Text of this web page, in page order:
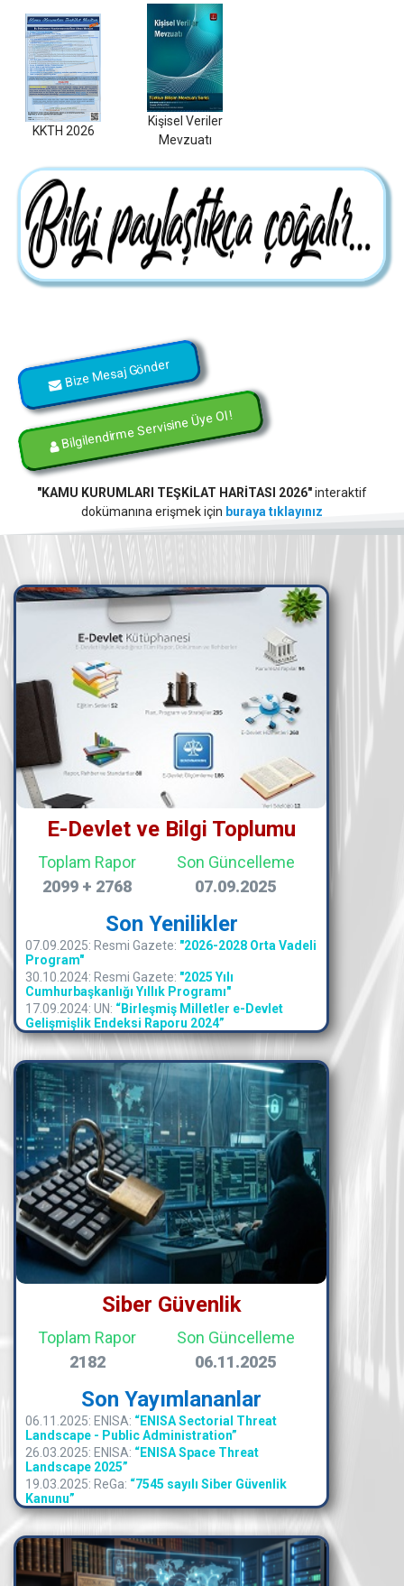
KKTH 2026
Kişisel Veriler
Mevzuatı
Bize Mesaj Gönder
Bilgilendirme Servisine Üye Ol !
"KAMU KURUMLARI TEŞKİLAT HARİTASI 2026"interaktif
dokümanına erişmek için buraya tıklayınız
E-Devlet ve Bilgi Toplumu
Toplam Rapor
2099 + 2768
Son Güncelleme
07.09.2025
Son Yenilikler
07.09.2025: Resmi Gazete: "2026-2028 Orta Vadeli
Program"
30.10.2024: Resmi Gazete: "2025 Yılı
Cumhurbaşkanlığı Yıllık Programı"
17.09.2024: UN: “Birleşmiş Milletler e-Devlet
Gelişmişlik Endeksi Raporu 2024”
Siber Güvenlik
Toplam Rapor
2182
Son Güncelleme
06.11.2025
Son Yayımlananlar
06.11.2025: ENISA: “ENISA Sectorial Threat
Landscape - Public Administration”
26.03.2025: ENISA: “ENISA Space Threat
Landscape 2025”
19.03.2025: ReGa: “7545 sayılı Siber Güvenlik
Kanunu”